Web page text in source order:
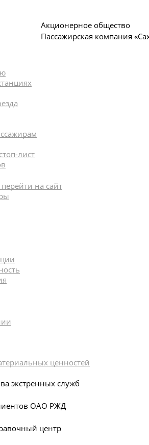
Акционерное общество
Пассажирская компания
лист
на сайт
ценностей
экстренных служб
ОАО РЖД
центр